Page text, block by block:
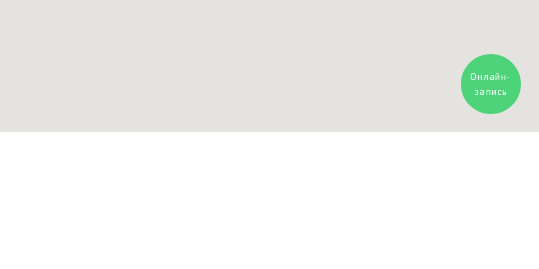
Онлайн-
запись